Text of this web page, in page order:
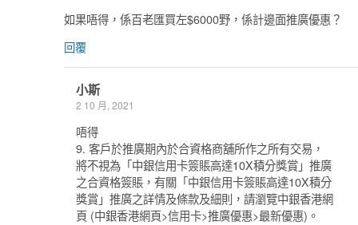
如果唔得，係百老匯買左$6000野，係計邊面推廣優惠？
回覆
小斯
2 10 月, 2021
唔得
9. 客戶於推廣期內於合資格商舖所作之所有交易，
將不視為「中銀信用卡簽賬高達10X積分獎賞」推廣
之合資格簽賬，有關「中銀信用卡簽賬高達10X積分
獎賞」推廣之詳情及條款及細則，請瀏覽中銀香港網
頁 (中銀香港網頁>信用卡>推廣優惠>最新優惠)。